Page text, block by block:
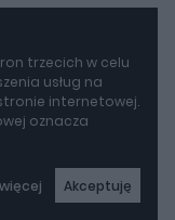
trzecich w celu
usług na
internetowej.
oznacza
Akceptuję